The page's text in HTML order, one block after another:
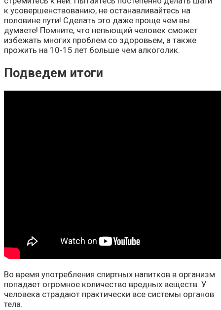
к усовершенствованию, не останавливайтесь на
половине пути! Сделать это даже проще чем вы
думаете! Помните, что непьющий человек сможет
избежать многих проблем со здоровьем, а также
прожить на 10-15 лет больше чем алкоголик.
Подведем итоги
Во время употребления спиртных напитков в организм
попадает огромное количество вредных веществ. У
человека страдают практически все системы органов
тела.